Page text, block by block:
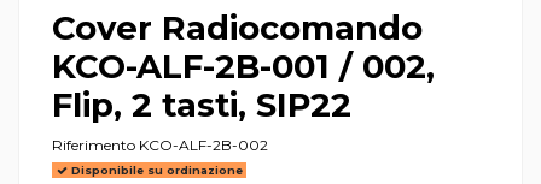
Cover Radiocomando
KCO-ALF-2B-001 / 002,
Flip, 2 tasti, SIP22
Riferimento KCO-ALF-2B-002
Disponibile su ordinazione